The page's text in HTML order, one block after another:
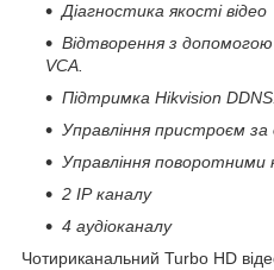
Діагностика якості відео
Відтворення з
VCA.
Підтримка Hikvision DDNS.
Управління пристроєм
Управління поворотними
2 ІР каналу
4 аудіоканалу
Чотириканальний Turbo HD